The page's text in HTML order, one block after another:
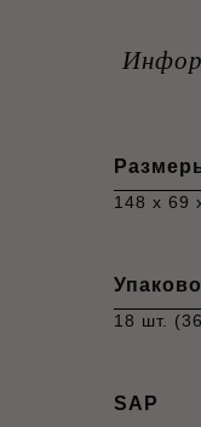
148 x 69
18 шт.
SAP